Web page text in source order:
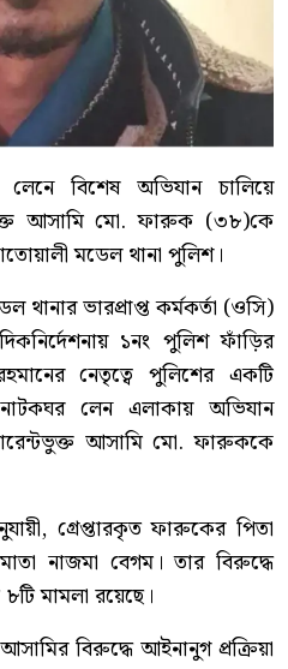
বিশেষ অভিযান চালিয়ে
আসামি মো. ফারুক (৩৮)কে
মডেল থানা পুলিশ।
ভারপ্রাপ্ত কর্মকর্তা (ওসি)
১নং পুলিশ ফাঁড়ির
নেতৃত্বে পুলিশের একটি
লেন এলাকায় অভিযান
আসামি মো. ফারুককে
গ্রেপ্তারকৃত ফারুকের পিতা
নাজমা বেগম। তার বিরুদ্ধে
মামলা রয়েছে।
বিরুদ্ধে আইনানুগ প্রক্রিয়া